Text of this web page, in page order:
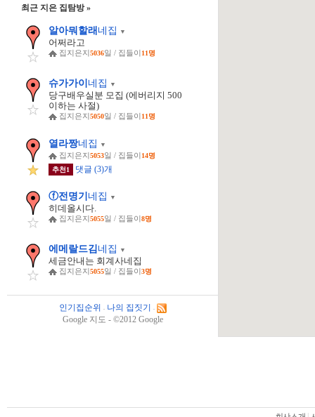
최근 지은 집탐방 »
알아뭐할래 네집 ▼
어쩌라고
집지은지5036일 / 집들이11명
슈가가이 네집 ▼
당구배우실분 모집 (에버리지 500
이하는 사절)
집지은지5050일 / 집들이11명
열라짱네집 ▼
집지은지5053일 / 집들이14명
추천1
댓글 (3)개
ⓕ전명기 네집 ▼
히데올시다.
집지은지5055일 / 집들이8명
에메랄드김 네집 ▼
세금안내는 회계사네집
집지은지5055일 / 집들이3명
인기집순위 - 나의 집짓기 -
Google 지도 - ©2012 Google